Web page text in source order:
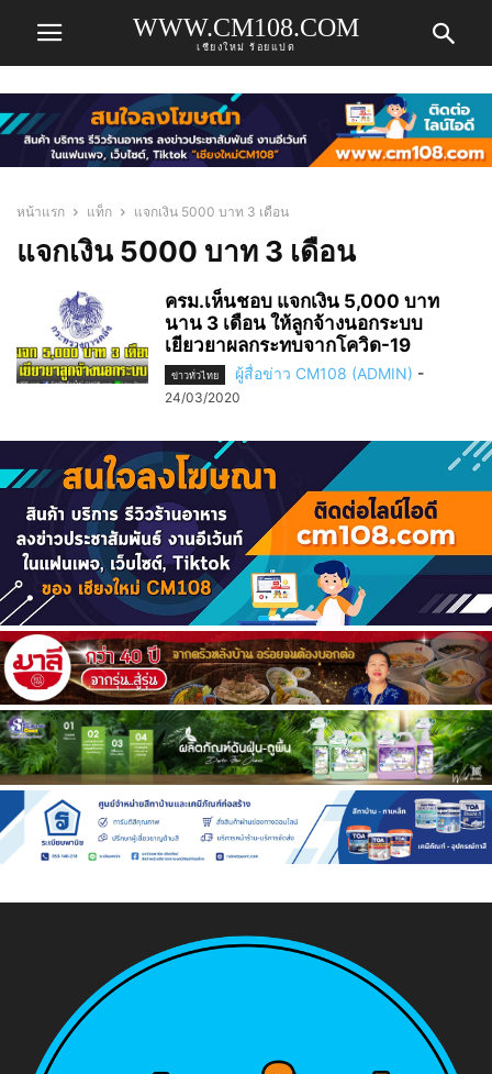
WWW.CM108.COM
เชียงใหม่ ร้อยแปด
หน้าแรก แท็ก แจกเงิน 5000 บาท 3 เดือน
แจกเงิน 5000 บาท 3 เดือน
ครม.เห็นชอบ แจกเงิน 5,000 บาท
นาน 3 เดือน ให้ลูกจ้างนอกระบบ
เยียวยาผลกระทบจากโควิด-19
ข่าวทั่วไทย ผู้สื่อข่าว CM108 (ADMIN) -
24/03/2020